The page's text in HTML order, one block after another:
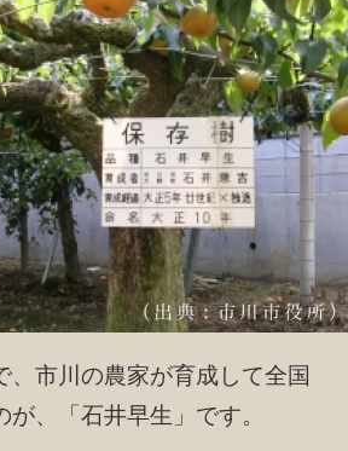
、市川の農家が育成して全国
、「石井早生」です。